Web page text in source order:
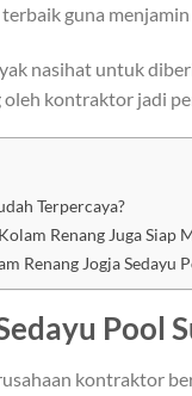
guna
nasihat untuk
kontraktor jadi
Terpercaya?
Renang Juga Siap
Renang Jogja Sedayu
Pool
kontraktor